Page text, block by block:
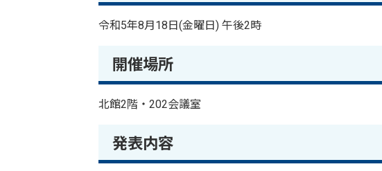
令和5年8月18日(金曜日) 午後2時
開催場所
北館2階・202会議室
発表内容